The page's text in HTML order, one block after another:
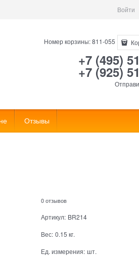
Войти
Номер корзины: 811-055
+7 (495)
+7 (925)
Отзывы
0 отзывов
Артикул: BR214
Вес: 0.15 кг.
Ед. измерения: шт.